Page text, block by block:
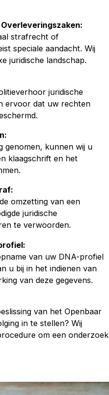
strafrecht of
speciale aandacht. Wij
juridische landschap.
juridische
ervoor dat uw rechten
genomen, kunnen wij u
klaagschrift en het
omzetting van een
juridische
te verwoorden.
van uw DNA-profiel
u bij in het indienen van
van deze gegevens.
van het Openbaar
in te stellen? Wij
om een onderzoek